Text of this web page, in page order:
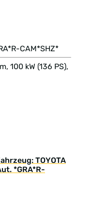
CAM*SHZ*
100 kW (136 PS),
TOYOTA
*GRA*R-